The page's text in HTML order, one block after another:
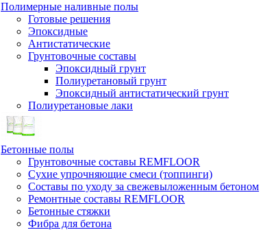
Полимерные наливные полы
Готовые решения
Эпоксидные
Антистатические
Грунтовочные составы
Эпоксидный грунт
Полиуретановый грунт
Эпоксидный антистатический грунт
Полиуретановые лаки
Бетонные полы
Грунтовочные составы REMFLOOR
Сухие упрочняющие смеси (топпинги)
Составы по уходу за свежевыложенным бетоном
Ремонтные составы REMFLOOR
Бетонные стяжки
Фибра для бетона